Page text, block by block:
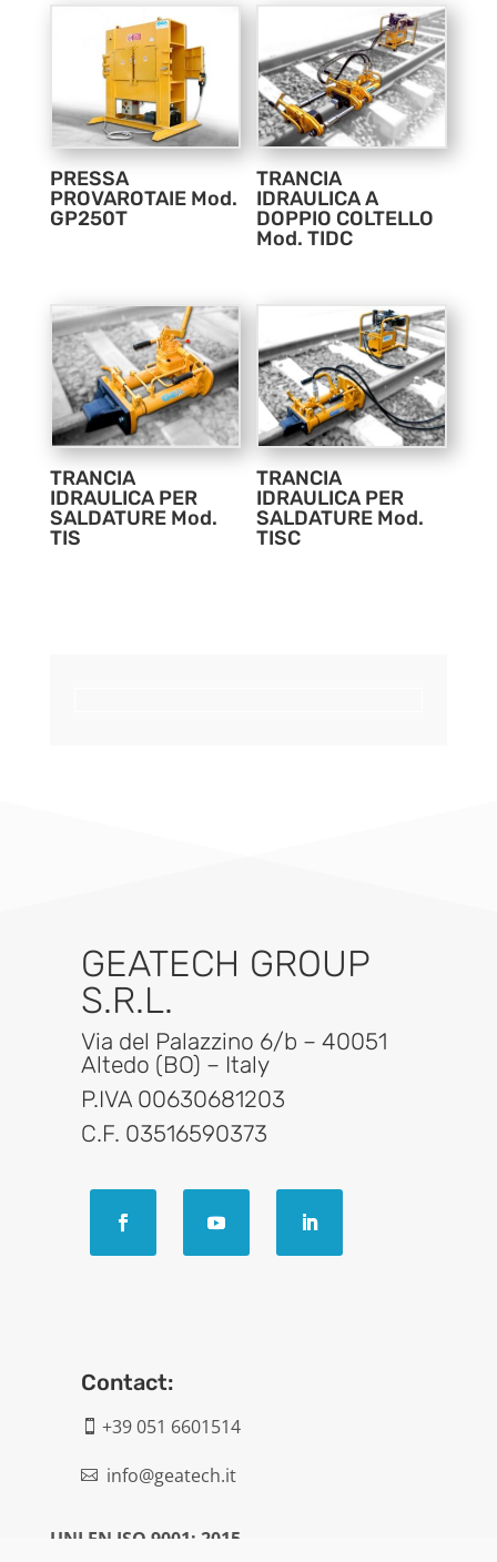
PRESSA
PROVAROTAIE Mod.
GP250T
TRANCIA
IDRAULICA A
DOPPIO COLTELLO
Mod. TIDC
TRANCIA
IDRAULICA PER
SALDATURE Mod.
TIS
TRANCIA
IDRAULICA PER
SALDATURE Mod.
TISC
GEATECH GROUP
S.R.L.
Via del Palazzino 6/b – 40051
Altedo (BO) – Italy
P.IVA 00630681203
C.F. 03516590373
Contact:
 +39 051 6601514
 info@geatech.it
UNI EN ISO 9001: 2015